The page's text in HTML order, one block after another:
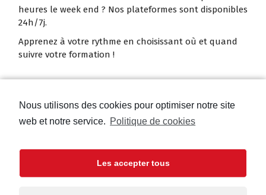
Nous utilisons des cookies pour optimiser notre site
web et notre service. Politique de cookies
Les accepter tous
heures le week end ? Nos plateformes sont disponibles
24h/7j.
Apprenez à votre rythme en choisissant où et quand
suivre votre formation !